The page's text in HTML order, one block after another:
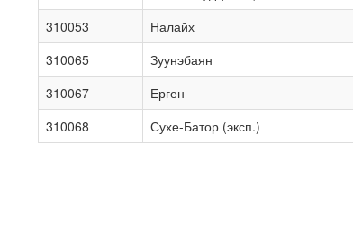
310053
Налайх
310065
Зуунэбаян
310067
Ерген
310068
Сухе-Батор (эксп.)